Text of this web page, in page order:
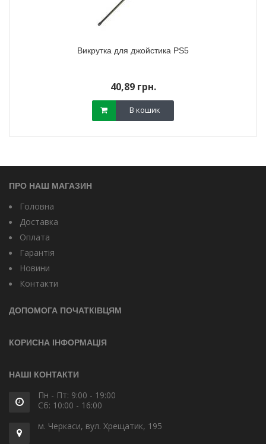
Викрутка для джойстика PS5
40,89 грн.
В кошик
ПРО НАШ МАГАЗИН
Головна
Доставка
Оплата
Гарантія
Новини
Контакти
ДОПОМОГА ПОЧАТКІВЦЯМ
КОРИСНА ІНФОРМАЦІЯ
НАШІ КОНТАКТИ
Пн - Пт: 9:00 - 19:00
Сб: 10:00 - 16:00
м. Черкаси, вул. Хрещатик, 195